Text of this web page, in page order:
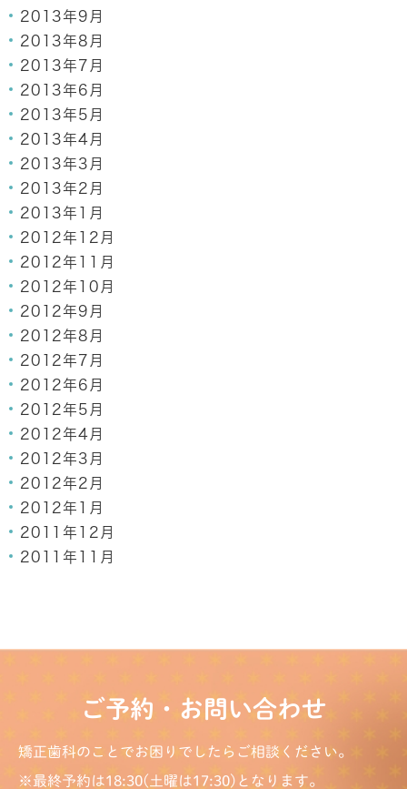
2013年9月
2013年8月
2013年7月
2013年6月
2013年5月
2013年4月
2013年3月
2013年2月
2013年1月
2012年12月
2012年11月
2012年10月
2012年9月
2012年8月
2012年7月
2012年6月
2012年5月
2012年4月
2012年3月
2012年2月
2012年1月
2011年12月
2011年11月
ご予約・お問い合わせ
矯正歯科のことでお困りでしたらご相談ください。
※最終予約は18:30(土曜は17:30)となります。